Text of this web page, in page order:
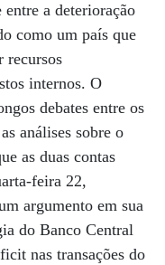
entre a deterioração
como um país que
recursos
internos. O
debates entre os
análises sobre o
as duas contas
feira 22,
argumento em sua
do Banco Central
nas transações do